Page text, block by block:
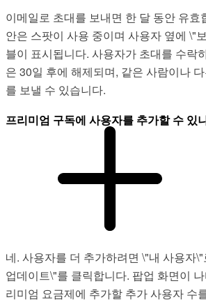
이메일로 초대를 보내면 한 달 동안 유효
안은 스팟이 사용 중이며 사용자 옆에 \"
블이 표시됩니다. 사용자가 초대를 수락
은 30일 후에 해제되며, 같은 사람이나
를 보낼 수 있습니다.
프리미엄 구독에 사용자를 추가할 수 있
네. 사용자를 더 추가하려면 \"내 사용자
업데이트\"를 클릭합니다. 팝업 화면이
리미엄 요금제에 추가할 추가 사용자 수